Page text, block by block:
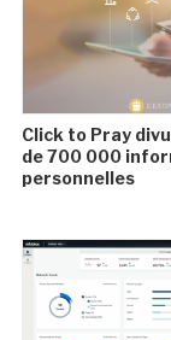
Click to Pray
de 700 000
personnelles